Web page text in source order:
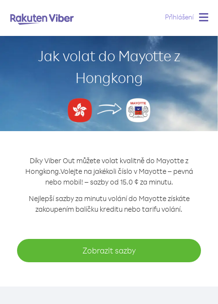
Přihlášení
Jak volat do Mayotte z
Hongkong
Díky Viber Out můžete volat kvalitně do Mayotte z
Hongkong.Volejte na jakékoli číslo v Mayotte – pevná
nebo mobil! – sazby od 15.0 ¢ za minutu.
Nejlepší sazby za minutu volání do Mayotte získáte
zakoupením balíčku kreditu nebo tarifu volání.
Zobrazit sazby